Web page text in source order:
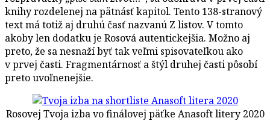
knihy rozdelenej na pätnásť kapitol. Tento 138-stranový
text má totiž aj druhú časť nazvanú Z listov. V tomto
akoby len dodatku je Rosová autentickejšia. Možno aj
preto, že sa nesnaží byť tak veľmi spisovateľkou ako
v prvej časti. Fragmentárnosť a štýl druhej časti pôsobí
preto uvoľnenejšie.
Rosovej Tvoja izba vo finálovej päťke Anasoft litery 2020